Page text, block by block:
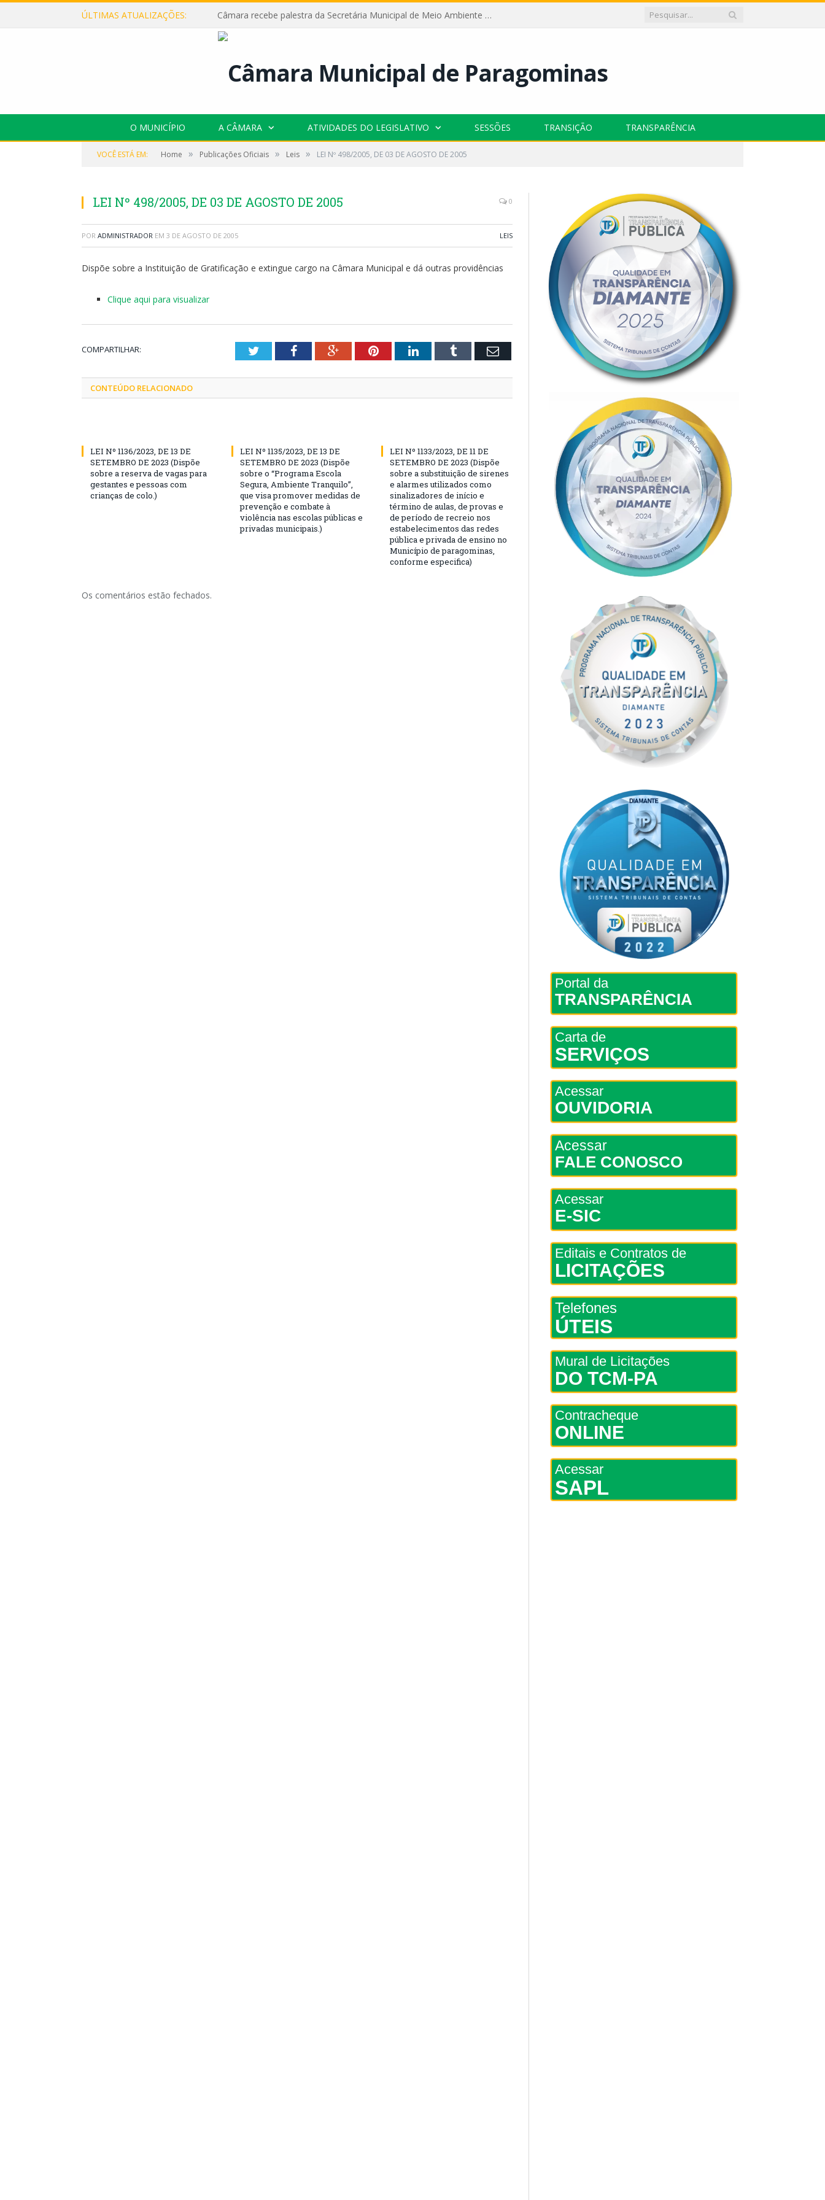
ÚLTIMAS ATUALIZAÇÕES: Câmara recebe palestra da Secretária Municipal de Meio Ambiente sobre as ações da “SEMANA DO MEIO AMBIENTE”
O MUNICÍPIO A CÂMARA ATIVIDADES DO LEGISLATIVO SESSÕES TRANSIÇÃO TRANSPARÊNCIA
VOCÊ ESTÁ EM: Home » Publicações Oficiais » Leis » LEI Nº 498/2005, DE 03 DE AGOSTO DE 2005
LEI Nº 498/2005, DE 03 DE AGOSTO DE 2005 0
POR ADMINISTRADOR EM 3 DE AGOSTO DE 2005 LEIS
Dispõe sobre a Instituição de Gratificação e extingue cargo na Câmara Municipal e dá outras providências
Clique aqui para visualizar
COMPARTILHAR: TwitterFacebookGoogle+PinterestLinkedInTumblr Email
CONTEÚDO RELACIONADO
LEI Nº 1136/2023, DE 13 DE
SETEMBRO DE 2023 (Dispõe
sobre a reserva de vagas para
gestantes e pessoas com
crianças de colo.)
LEI Nº 1135/2023, DE 13 DE
SETEMBRO DE 2023 (Dispõe
sobre o “Programa Escola
Segura, Ambiente Tranquilo”,
que visa promover medidas de
prevenção e combate à
violência nas escolas públicas e
privadas municipais.)
LEI Nº 1133/2023, DE 11 DE
SETEMBRO DE 2023 (Dispõe
sobre a substituição de sirenes
e alarmes utilizados como
sinalizadores de início e
término de aulas, de provas e
de período de recreio nos
estabelecimentos das redes
pública e privada de ensino no
Município de paragominas,
conforme especifica)
Os comentários estão fechados.
Portal da
TRANSPARÊNCIA
Carta de
SERVIÇOS
Acessar
OUVIDORIA
Acessar
FALE CONOSCO
Acessar
E-SIC
Editais e Contratos de
LICITAÇÕES
Telefones
ÚTEIS
Mural de Licitações
DO TCM-PA
Contracheque
ONLINE
Acessar
SAPL